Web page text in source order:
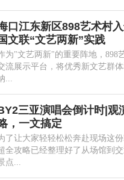
口江东新区898艺术村
文联“文艺两新”实践
为"文艺两新"的重要阵地，898
流展示平台，将优秀新文艺群
...
三亚演唱会倒计时|观
，一文搞定
了让大家轻轻松松奔赴现场这
全攻略已经整理好了从场馆到
点...